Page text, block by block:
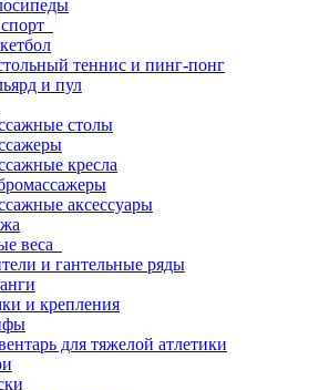
теннис и пинг-понг
и пул
столы
кресла
аксессуары
веса
и гантельные ряды
и крепления
для тяжелой атлетики